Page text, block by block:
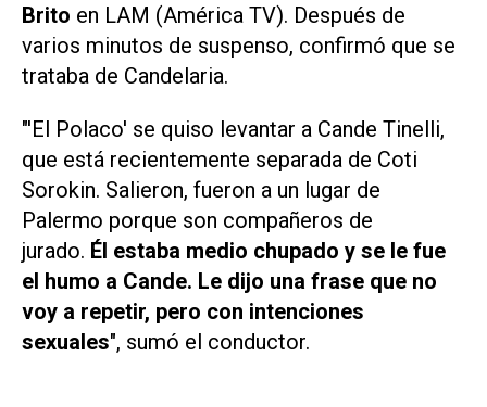
Brito en LAM (América TV). Después de
varios minutos de suspenso, confirmó que se
trataba de Candelaria.
"'El Polaco' se quiso levantar a Cande Tinelli,
que está recientemente separada de Coti
Sorokin. Salieron, fueron a un lugar de
Palermo porque son compañeros de
jurado. Él estaba medio chupado y se le fue
el humo a Cande. Le dijo una frase que no
voy a repetir, pero con intenciones
sexuales", sumó el conductor.